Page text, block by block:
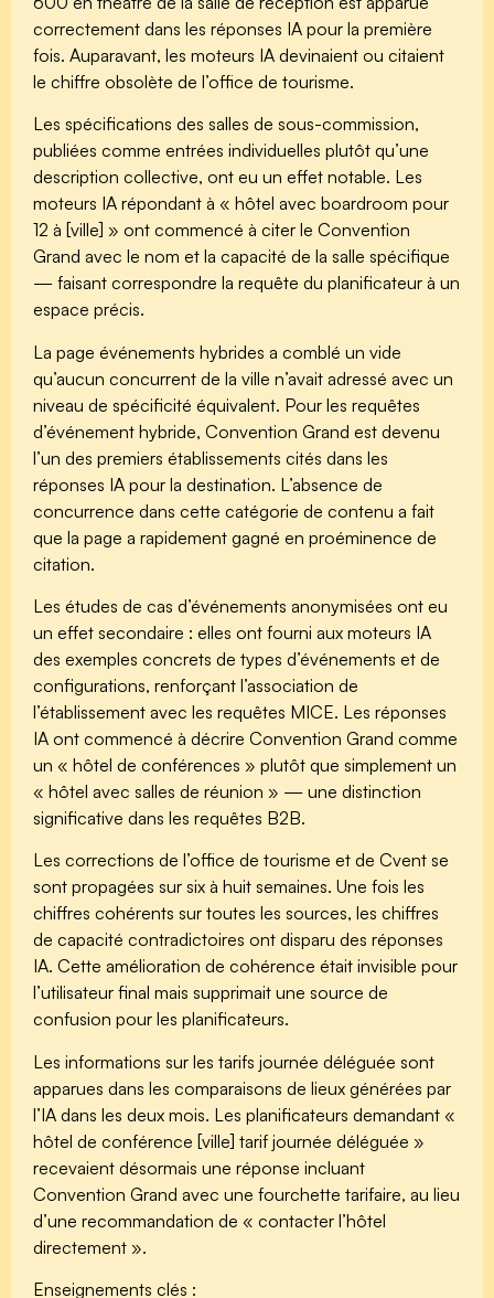
correctement dans les réponses IA pour la première
fois. Auparavant, les moteurs IA devinaient ou citaient
le chiffre obsolète de l’office de tourisme.
Les spécifications des salles de sous-commission,
publiées comme entrées individuelles plutôt qu’une
description collective, ont eu un effet notable. Les
moteurs IA répondant à « hôtel avec boardroom pour
12 à [ville] » ont commencé à citer le Convention
Grand avec le nom et la capacité de la salle spécifique
— faisant correspondre la requête du planificateur à un
espace précis.
La page événements hybrides a comblé un vide
qu’aucun concurrent de la ville n’avait adressé avec un
niveau de spécificité équivalent. Pour les requêtes
d’événement hybride, Convention Grand est devenu
l’un des premiers établissements cités dans les
réponses IA pour la destination. L’absence de
concurrence dans cette catégorie de contenu a fait
que la page a rapidement gagné en proéminence de
citation.
Les études de cas d’événements anonymisées ont eu
un effet secondaire : elles ont fourni aux moteurs IA
des exemples concrets de types d’événements et de
configurations, renforçant l’association de
l’établissement avec les requêtes MICE. Les réponses
IA ont commencé à décrire Convention Grand comme
un « hôtel de conférences » plutôt que simplement un
« hôtel avec salles de réunion » — une distinction
significative dans les requêtes B2B.
Les corrections de l’office de tourisme et de Cvent se
sont propagées sur six à huit semaines. Une fois les
chiffres cohérents sur toutes les sources, les chiffres
de capacité contradictoires ont disparu des réponses
IA. Cette amélioration de cohérence était invisible pour
l’utilisateur final mais supprimait une source de
confusion pour les planificateurs.
Les informations sur les tarifs journée déléguée sont
apparues dans les comparaisons de lieux générées par
l’IA dans les deux mois. Les planificateurs demandant «
hôtel de conférence [ville] tarif journée déléguée »
recevaient désormais une réponse incluant
Convention Grand avec une fourchette tarifaire, au lieu
d’une recommandation de « contacter l’hôtel
directement ».
Enseignements clés :